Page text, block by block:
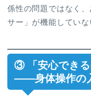
係性の問題ではなく
サー」が機能していな
③ 「安心でき
——身体操作の